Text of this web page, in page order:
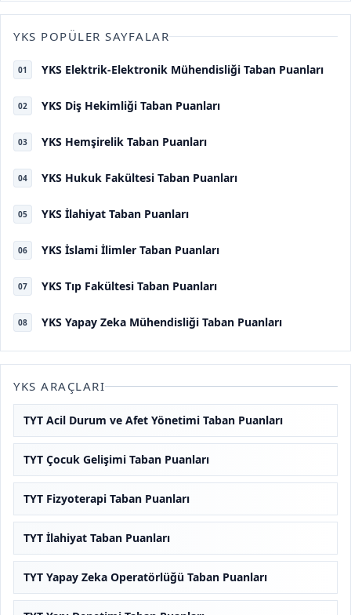
YKS POPÜLER SAYFALAR
01 YKS Elektrik-Elektronik Mühendisliği Taban Puanları
02 YKS Diş Hekimliği Taban Puanları
03 YKS Hemşirelik Taban Puanları
04 YKS Hukuk Fakültesi Taban Puanları
05 YKS İlahiyat Taban Puanları
06 YKS İslami İlimler Taban Puanları
07 YKS Tıp Fakültesi Taban Puanları
08 YKS Yapay Zeka Mühendisliği Taban Puanları
YKS ARAÇLARI
TYT Acil Durum ve Afet Yönetimi Taban Puanları
TYT Çocuk Gelişimi Taban Puanları
TYT Fizyoterapi Taban Puanları
TYT İlahiyat Taban Puanları
TYT Yapay Zeka Operatörlüğü Taban Puanları